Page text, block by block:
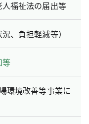
福祉法の届出等
、負担軽減等）
等
環境改善等事業に